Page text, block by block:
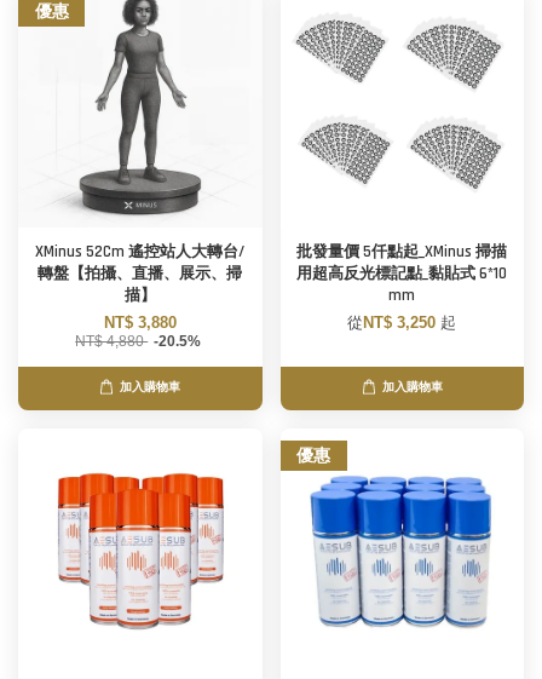
優惠
XMinus 52Cm 遙控站人大轉台/
轉盤【拍攝、直播、展示、掃
描】
NT$ 3,880
NT$ 4,880 -20.5%
加入購物車
批發量價 5仟點起_XMinus 掃描
用超高反光標記點_黏貼式 6*10
mm
從NT$ 3,250 起
加入購物車
優惠